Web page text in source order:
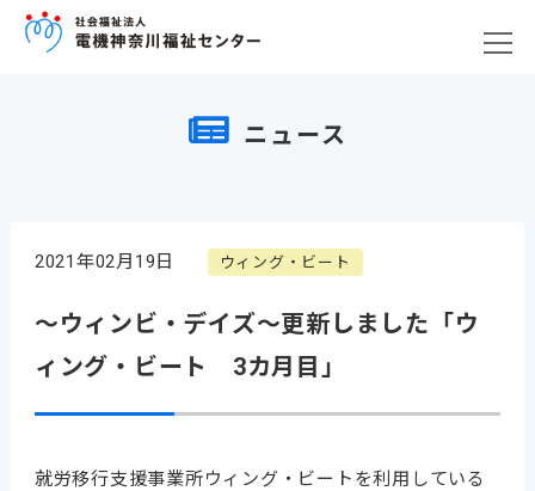
ニュース
2021年02月19日 ウィング・ビート
～ウィンビ・デイズ～更新しました「ウ
ィング・ビート 3カ月目」
就労移行支援事業所ウィング・ビートを利用している